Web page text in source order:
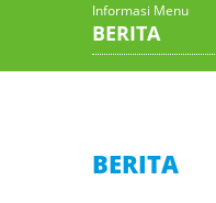
Informasi Menu
BERITA
BERITA